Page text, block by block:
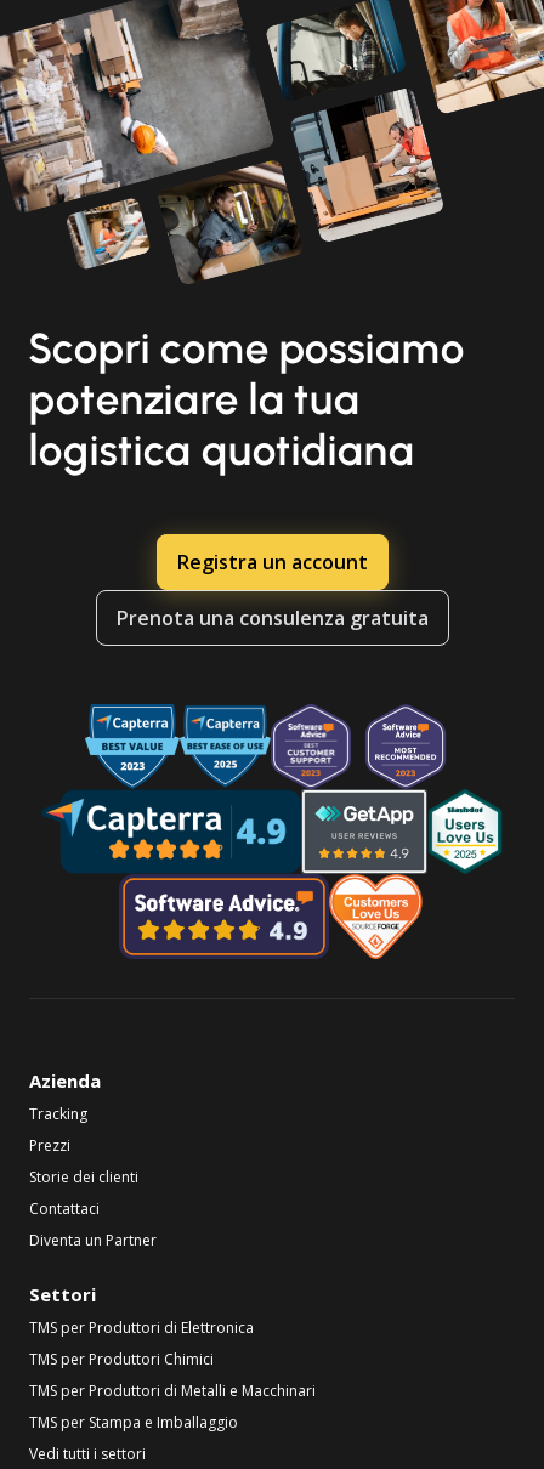
Scopri come possiamo
potenziare la tua
logistica quotidiana
Registra un account
Prenota una consulenza gratuita
Azienda
Tracking
Prezzi
Storie dei clienti
Contattaci
Diventa un Partner
Settori
TMS per Produttori di Elettronica
TMS per Produttori Chimici
TMS per Produttori di Metalli e Macchinari
TMS per Stampa e Imballaggio
Vedi tutti i settori